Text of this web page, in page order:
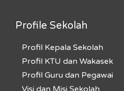
Profile Sekolah
Profil Kepala Sekolah
Profil KTU dan Wakasek
Profil Guru dan Pegawai